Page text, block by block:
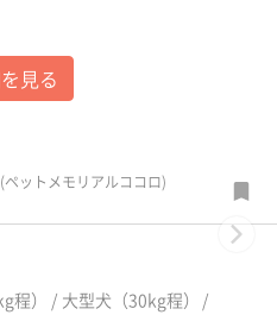
見る
(ペットメモリアルココロ)
Next
程）
大型犬（30kg程）